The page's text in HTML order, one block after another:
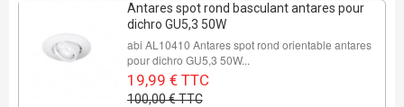
Antares spot rond basculant antares pour
dichro GU5,3 50W
abi AL10410 Antares spot rond orientable antares
pour dichro GU5,3 50W...
19,99 € TTC
100,00 € TTC